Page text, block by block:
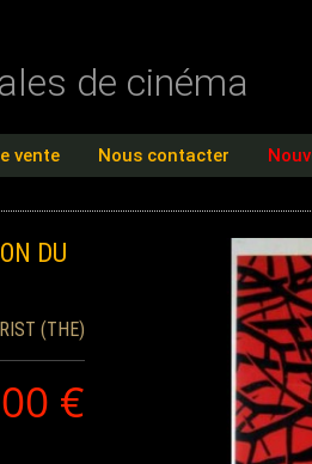
de cinéma
vente Nous contacter
DU
(THE)
€